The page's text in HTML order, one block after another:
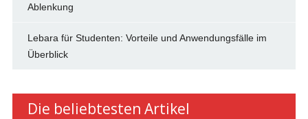
Ablenkung
Lebara für Studenten: Vorteile und Anwendungsfälle im
Überblick
Die beliebtesten Artikel